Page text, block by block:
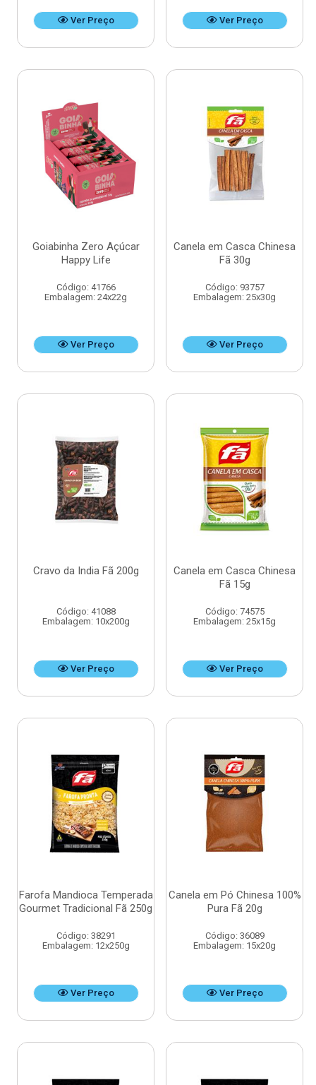
Ver Preço Ver Preço
Goiabinha Zero Açúcar
Happy Life
Código: 41766
Embalagem: 24x22g
Ver Preço
Canela em Casca Chinesa
Fã 30g
Código: 93757
Embalagem: 25x30g
Ver Preço
Cravo da India Fã 200g
Código: 41088
Embalagem: 10x200g
Ver Preço
Canela em Casca Chinesa
Fã 15g
Código: 74575
Embalagem: 25x15g
Ver Preço
Farofa Mandioca Temperada
Gourmet Tradicional Fã 250g
Código: 38291
Embalagem: 12x250g
Ver Preço
Canela em Pó Chinesa 100%
Pura Fã 20g
Código: 36089
Embalagem: 15x20g
Ver Preço